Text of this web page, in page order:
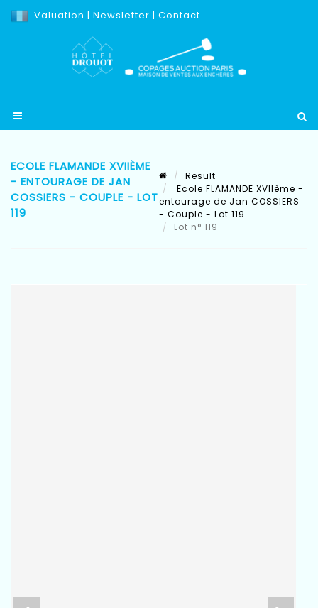
Valuation | Newsletter | Contact
ECOLE FLAMANDE XVIIÈME
- ENTOURAGE DE JAN
COSSIERS - COUPLE - LOT
119
Result
Ecole FLAMANDE XVIIème -
entourage de Jan COSSIERS
- Couple - Lot 119
Lot n° 119